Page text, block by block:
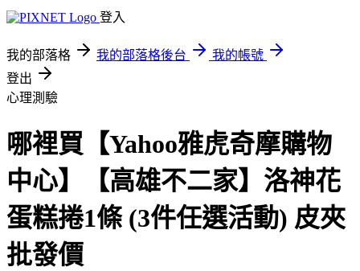
登入
我的部落格 我的部落格後台
我的帳號
登出
心理測驗
哪裡買【Yahoo雅虎奇摩購物
中心】【高雄不二家】洛神花
蛋糕捲1條 (3件任選活動) 皮夾
批發價